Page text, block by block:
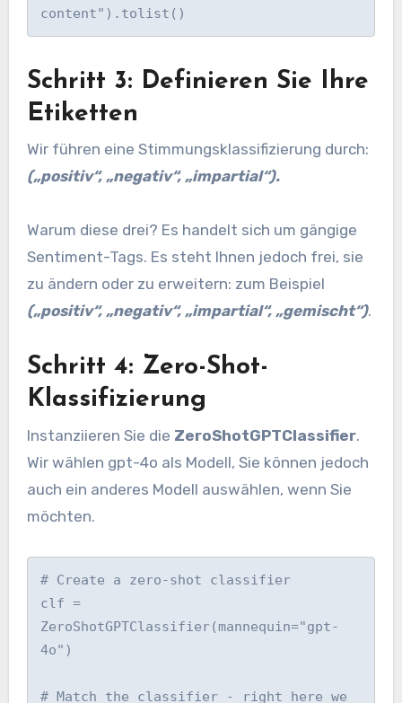
content").tolist()
Schritt 3: Definieren Sie Ihre
Etiketten
Wir führen eine Stimmungsklassifizierung durch:
(„positiv“, „negativ“, „impartial“).
Warum diese drei? Es handelt sich um gängige
Sentiment-Tags. Es steht Ihnen jedoch frei, sie
zu ändern oder zu erweitern: zum Beispiel
(„positiv“, „negativ“, „impartial“, „gemischt“).
Schritt 4: Zero-Shot-
Klassifizierung
Instanziieren Sie die ZeroShotGPTClassifier.
Wir wählen gpt-4o als Modell, Sie können jedoch
auch ein anderes Modell auswählen, wenn Sie
möchten.
# Create a zero-shot classifier
clf =
ZeroShotGPTClassifier(mannequin="gpt-
4o")
# Match the classifier - right here we